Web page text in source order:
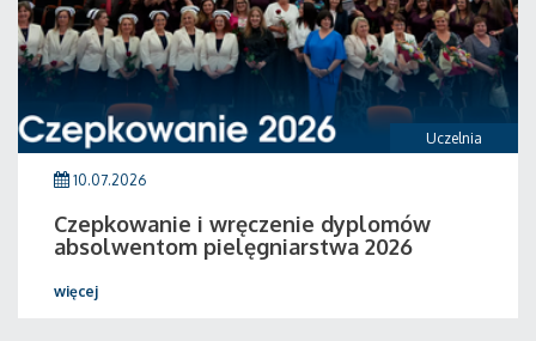
Uczelnia
10.07.2026
Czepkowanie i wręczenie dyplomów
absolwentom pielęgniarstwa 2026
więcej